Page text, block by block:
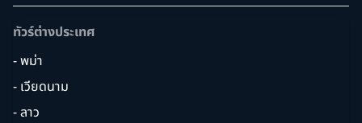
ทัวร์ต่างประเทศ
- พม่า
- เวียดนาม
- ลาว